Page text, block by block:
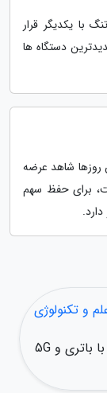
با یکدیگر قرار
دستگاه ها
روزها شاهد عرضه
برای حفظ سهم
و تکنولوژی
زنگ خطر برای اپل به صدا درآمد، آیفون 12 با باتری و 5G